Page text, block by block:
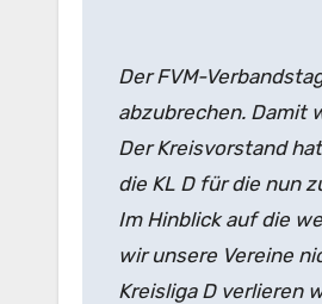
Der FVM-
abzubrechen. Damit
Der Kreisvorstand
die KL D für die nun
Im Hinblick auf die
wir unsere Vereine
Kreisliga D verlieren